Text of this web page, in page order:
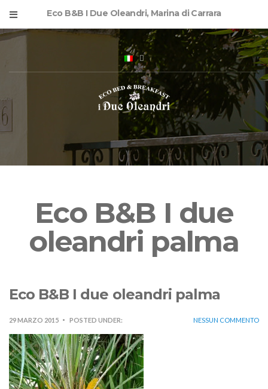
Eco B&B I Due Oleandri, Marina di Carrara
Eco B&B I due
oleandri palma
Eco B&B I due oleandri palma
29 MARZO 2015 POSTED UNDER: NESSUN COMMENTO